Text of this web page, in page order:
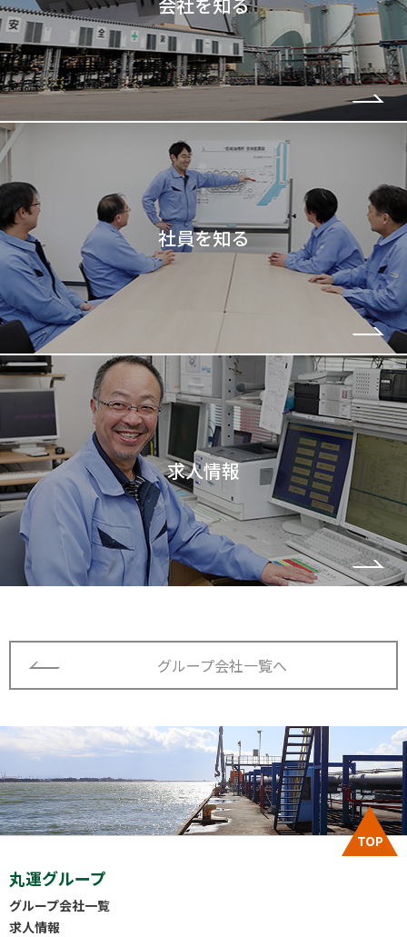
社員を知る
求人情報
グループ会社一覧へ
TOP
丸運グループ
グループ会社一覧
求人情報